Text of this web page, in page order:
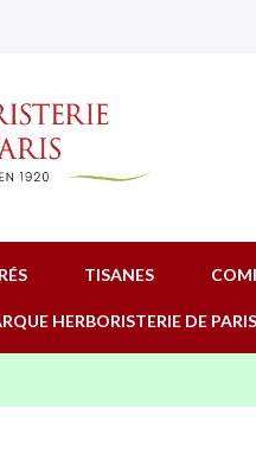
TISANES
HERBORISTERIE DE PARIS